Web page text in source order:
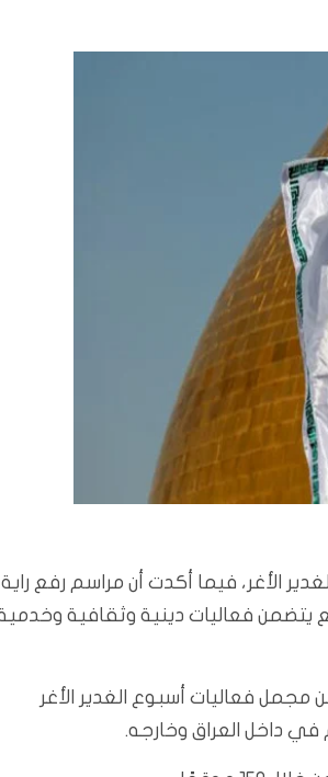
الأغر، فيما أكدت أن مراسم رفع راية
واسع يتضمن فعاليات دينية وثقافية
فعاليات أسبوع الغدير الأغر
في داخل العراق وخارجه.